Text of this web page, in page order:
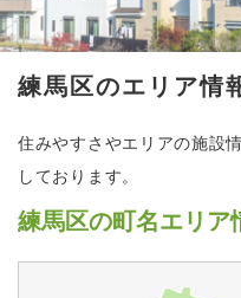
練馬区のエリア情
住みやすさやエリアの施設
しております。
練馬区の町名エリア